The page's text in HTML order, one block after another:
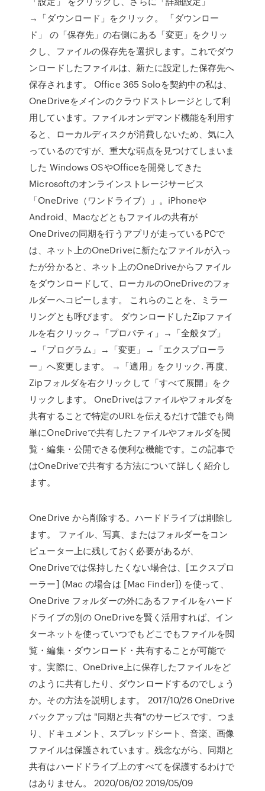
→「ダウンロード」をクリック。 「ダウンロー
ド」 の「保存先」の右側にある「変更」をクリッ
クし、ファイルの保存先を選択します。これでダウ
ンロードしたファイルは、新たに設定した保存先へ
保存されます。 Office 365 Soloを契約中の私は、
OneDriveをメインのクラウドストレージとして利
用しています。ファイルオンデマンド機能を利用す
ると、ローカルディスクが消費しないため、気に入
っているのですが、重大な弱点を見つけてしまいま
した Windows OSやOfficeを開発してきた
Microsoftのオンラインストレージサービス
「OneDrive（ワンドライブ）」。iPhoneや
Android、Macなどともファイルの共有が
OneDriveの同期を行うアプリが走っているPCで
は、ネット上のOneDriveに新たなファイルが入っ
たが分かると、ネット上のOneDriveからファイル
をダウンロードして、ローカルのOneDriveのフォ
ルダーへコピーします。 これらのことを、ミラー
リングとも呼びます。 ダウンロードしたZipファイ
ルを右クリック→「プロパティ」→「全般タブ」
→「プログラム」→「変更」→「エクスプローラ
ー」へ変更します。 →「適用」をクリック. 再度、
Zipフォルダを右クリックして「すべて展開」をク
リックします。 OneDriveはファイルやフォルダを
共有することで特定のURLを伝えるだけで誰でも簡
単にOneDriveで共有したファイルやフォルダを閲
覧・編集・公開できる便利な機能です。この記事で
はOneDriveで共有する方法について詳しく紹介し
ます。
OneDrive から削除する。ハードドライブは削除し
ます。 ファイル、写真、またはフォルダーをコン
ピューター上に残しておく必要があるが、
OneDriveでは保持したくない場合は、[エクスプロ
ーラー] (Mac の場合は [Mac Finder]) を使って、
OneDrive フォルダーの外にあるファイルをハード
ドライブの別の OneDriveを賢く活用すれば、イン
ターネットを使っていつでもどこでもファイルを閲
覧・編集・ダウンロード・共有することが可能で
す。実際に、OneDrive上に保存したファイルをど
のように共有したり、ダウンロードするのでしょう
か。その方法を説明します。 2017/10/26 OneDrive
バックアップは "同期と共有"のサービスです。つま
り、ドキュメント、スプレッドシート、音楽、画像
ファイルは保護されています。残念ながら、同期と
共有はハードドライブ上のすべてを保護するわけで
はありません。 2020/06/02 2019/05/09